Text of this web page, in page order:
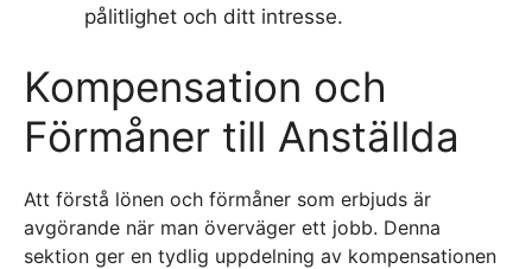
pålitlighet och ditt intresse.
Kompensation och
Förmåner till Anställda
Att förstå lönen och förmåner som erbjuds är
avgörande när man överväger ett jobb. Denna
sektion ger en tydlig uppdelning av kompensationen